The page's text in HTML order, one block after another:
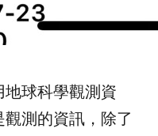
球科學觀測資
測的資訊，除了